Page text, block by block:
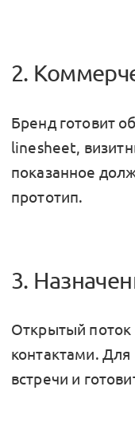
2.
Бренд готовит
linesheet,
показанное
прототип.
3.
Открытый поток
контактами.
встречи и